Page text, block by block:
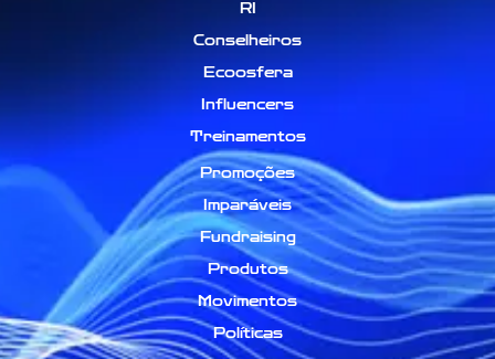
RI
Conselheiros
Ecoosfera
Influencers
Treinamentos
Promoções
Imparáveis
Fundraising
Produtos
Movimentos
Políticas